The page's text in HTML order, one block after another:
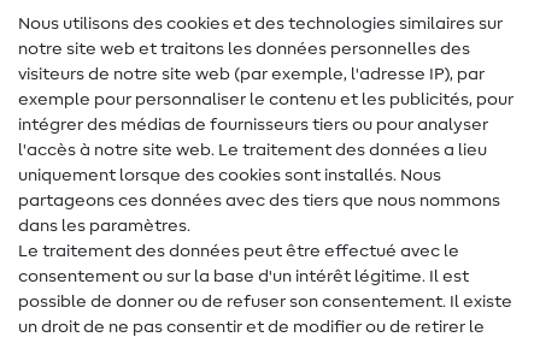
Lexique de couture
Tutos de couture
Aide & contact
Contact
Changement de propriétaire
FAQ
Droit de rétractation
Nous utilisons des cookies et des technologies similaires sur
notre site web et traitons les données personnelles des
visiteurs de notre site web (par exemple, l'adresse IP), par
exemple pour personnaliser le contenu et les publicités, pour
intégrer des médias de fournisseurs tiers ou pour analyser
l'accès à notre site web. Le traitement des données a lieu
uniquement lorsque des cookies sont installés. Nous
partageons ces données avec des tiers que nous nommons
dans les paramètres.
Le traitement des données peut être effectué avec le
consentement ou sur la base d'un intérêt légitime. Il est
possible de donner ou de refuser son consentement. Il existe
un droit de ne pas consentir et de modifier ou de retirer le